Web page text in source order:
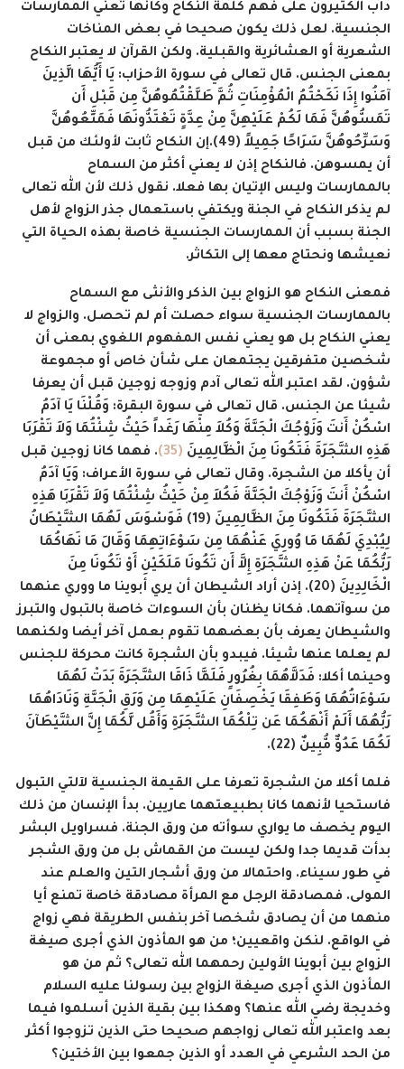
دأب الكثيرون على فهم كلمة النكاح وكأنها تعني الممارسات
الجنسية. لعل ذلك يكون صحيحا في بعض المناخات
الشعرية أو العشائرية والقبلية. ولكن القرآن لا يعتبر النكاح
بمعنى الجنس. قال تعالى في سورة الأحزاب: يَا أَيُّهَا الَّذِينَ
آمَنُوا إِذَا نَكَحْتُمُ الْمُؤْمِنَاتِ ثُمَّ طَلَّقْتُمُوهُنَّ مِن قَبْلِ أَن
تَمَسُّوهُنَّ فَمَا لَكُمْ عَلَيْهِنَّ مِنْ عِدَّةٍ تَعْتَدُّونَهَا فَمَتِّعُوهُنَّ
وَسَرِّحُوهُنَّ سَرَاحًا جَمِيلاً (49)
.إن النكاح ثابت لأولئك من قبل
أن يمسوهن. فالنكاح إذن لا يعني أكثر من السماح
بالممارسات وليس الإتيان بها فعلا. نقول ذلك لأن الله تعالى
لم يذكر النكاح في الجنة ويكتفي باستعمال جذر الزواج لأهل
الجنة بسبب أن الممارسات الجنسية خاصة بهذه الحياة التي
نعيشها ونحتاج معها إلى التكاثر.
فمعنى النكاح هو الزواج بين الذكر والأنثى مع السماح
بالممارسات الجنسية سواء حصلت أم لم تحصل. والزواج لا
يعني النكاح بل هو يعني نفس المفهوم اللغوي بمعنى أن
شخصين متفرقين يجتمعان على شأن خاص أو مجموعة
شؤون. لقد اعتبر الله تعالى آدم وزوجه زوجين قبل أن يعرفا
شيئا عن الجنس. قال تعالى في سورة البقرة: وَقُلْنَا يَا آدَمُ
اسْكُنْ أَنتَ وَزَوْجُكَ الْجَنَّةَ وَكُلاَ مِنْهَا رَغَداً حَيْثُ شِئْتُمَا وَلاَ تَقْرَبَا
هَذِهِ الشَّجَرَةَ فَتَكُونَا مِنَ الْظَّالِمِينَ (35)
. فهما كانا زوجين قبل
أن يأكلا من الشجرة. وقال تعالى في سورة الأعراف: وَيَا آدَمُ
اسْكُنْ أَنتَ وَزَوْجُكَ الْجَنَّةَ فَكُلاَ مِنْ حَيْثُ شِئْتُمَا وَلاَ تَقْرَبَا هَذِهِ
الشَّجَرَةَ فَتَكُونَا مِنَ الظَّالِمِينَ (19) فَوَسْوَسَ لَهُمَا الشَّيْطَانُ
لِيُبْدِيَ لَهُمَا مَا وُورِيَ عَنْهُمَا مِن سَوْءَاتِهِمَا وَقَالَ مَا نَهَاكُمَا
رَبُّكُمَا عَنْ هَذِهِ الشَّجَرَةِ إِلاَّ أَن تَكُونَا مَلَكَيْنِ أَوْ تَكُونَا مِنَ
الْخَالِدِينَ (20)
. إذن أراد الشيطان أن يري أبوينا ما ووري عنهما
من سوآتهما. فكانا يظنان بأن السوءات خاصة بالتبول والتبرز
والشيطان يعرف بأن بعضهما تقوم بعمل آخر أيضا ولكنهما
لم يعلما عنها شيئا. فيبدو بأن الشجرة كانت محركة للجنس
وحينما أكلا: فَدَلاَّهُمَا بِغُرُورٍ فَلَمَّا ذَاقَا الشَّجَرَةَ بَدَتْ لَهُمَا
سَوْءَاتُهُمَا وَطَفِقَا يَخْصِفَانِ عَلَيْهِمَا مِن وَرَقِ الْجَنَّةِ وَنَادَاهُمَا
رَبُّهُمَا أَلَمْ أَنْهَكُمَا عَن تِلْكُمَا الشَّجَرَةِ وَأَقُل لَّكُمَا إِنَّ الشَّيْطَآنَ
لَكُمَا عَدُوٌّ مُّبِينٌ (22)
.
فلما أكلا من الشجرة تعرفا على القيمة الجنسية لآلتي التبول
فاستحيا لأنهما كانا بطبيعتهما عاريين. بدأ الإنسان من ذلك
اليوم يخصف ما يواري سوأته من ورق الجنة. فسراويل البشر
بدأت قديما جدا ولكن ليست من القماش بل من ورق الشجر
في طور سيناء. واحتمالا من ورق أشجار التين والعلم عند
المولى. فمصادقة الرجل مع المرأة مصادقة خاصة تمنع أيا
منهما من أن يصادق شخصا آخر بنفس الطريقة فهي زواج
في الواقع. لنكن واقعيين؛ من هو المأذون الذي أجرى صيغة
الزواج بين أبوينا الأولين رحمهما الله تعالى؟ ثم من هو
المأذون الذي أجرى صيغة الزواج بين رسولنا عليه السلام
وخديجة رضي الله عنها؟ وهكذا بين بقية الذين أسلموا فيما
بعد واعتبر الله تعالى زواجهم صحيحا حتى الذين تزوجوا أكثر
من الحد الشرعي في العدد أو الذين جمعوا بين الأختين؟